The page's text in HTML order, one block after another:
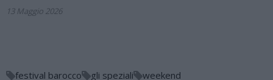
13 Maggio 2026
festival barocco gli speziali weekend